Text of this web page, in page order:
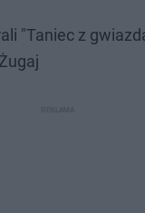
"Taniec z